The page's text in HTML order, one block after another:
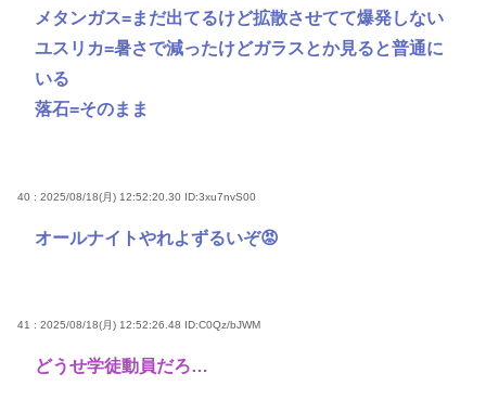
メタンガス=まだ出てるけど拡散させてて爆発しない
ユスリカ=暑さで減ったけどガラスとか見ると普通に
いる
落石=そのまま
40 : 2025/08/18(月) 12:52:20.30 ID:3xu7nvS00
オールナイトやれよずるいぞ😡
41 : 2025/08/18(月) 12:52:26.48 ID:C0Qz/bJWM
どうせ学徒動員だろ…